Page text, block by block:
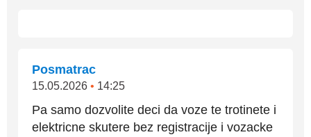
Posmatrac
15.05.2026 • 14:25
Pa samo dozvolite deci da voze te trotinete i
elektricne skutere bez registracije i vozacke